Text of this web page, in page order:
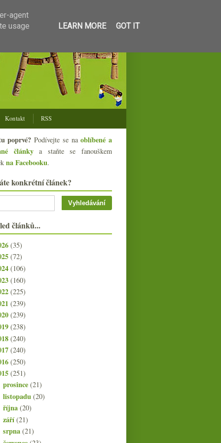
Kontakt RSS
poprvé? Podívejte se naoblíbené a
článkya staňte se fanouškem
na Facebooku.
konkrétní článek?
článků...
(35)
(72)
(106)
(160)
(225)
(239)
(239)
(238)
(240)
(240)
(250)
(251)
prosince(21)
listopadu(20)
října(20)
září(21)
srpna(21)
agent
usage
LEARN MORE GOT IT